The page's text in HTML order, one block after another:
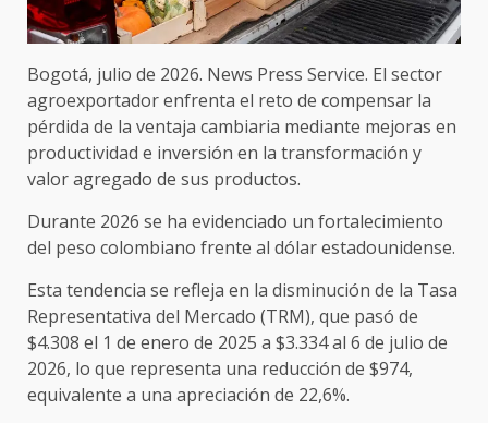
Bogotá, julio de 2026. News Press Service. El sector
agroexportador enfrenta el reto de compensar la
pérdida de la ventaja cambiaria mediante mejoras en
productividad e inversión en la transformación y
valor agregado de sus productos.
Durante 2026 se ha evidenciado un fortalecimiento
del peso colombiano frente al dólar estadounidense.
Esta tendencia se refleja en la disminución de la Tasa
Representativa del Mercado (TRM), que pasó de
$4.308 el 1 de enero de 2025 a $3.334 al 6 de julio de
2026, lo que representa una reducción de $974,
equivalente a una apreciación de 22,6%.